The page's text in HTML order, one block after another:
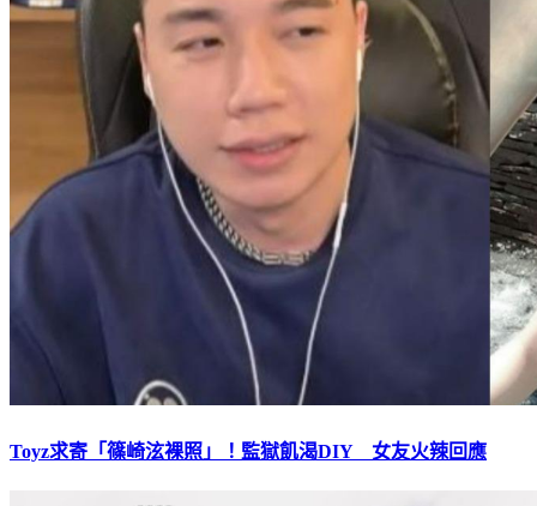
Toyz求寄「篠崎泫裸照」！監獄飢渴DIY 女友火辣回應